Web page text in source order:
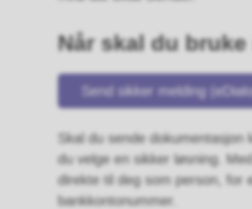
Når skal du
Send sikker melding
Skal du sende
du velge en sikker løsning.
direkte til deg som person, for
bankkontonummer.